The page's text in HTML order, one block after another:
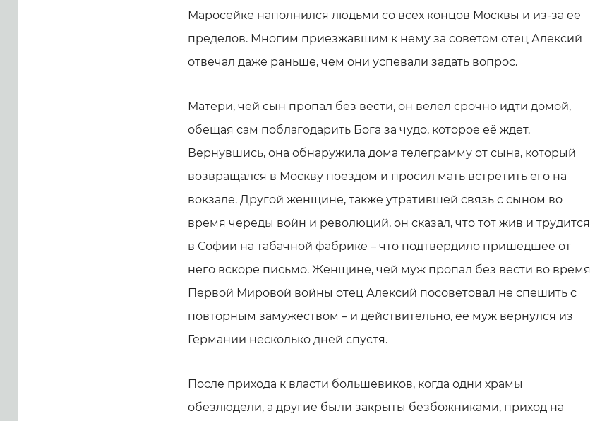
Маросейке наполнился людьми со всех концов Москвы и из-за ее
пределов. Многим приезжавшим к нему за советом отец Алексий
отвечал даже раньше, чем они успевали задать вопрос.
Матери, чей сын пропал без вести, он велел срочно идти домой,
обещая сам поблагодарить Бога за чудо, которое её ждет.
Вернувшись, она обнаружила дома телеграмму от сына, который
возвращался в Москву поездом и просил мать встретить его на
вокзале. Другой женщине, также утратившей связь с сыном во
время череды войн и революций, он сказал, что тот жив и трудится
в Софии на табачной фабрике – что подтвердило пришедшее от
него вскоре письмо. Женщине, чей муж пропал без вести во время
Первой Мировой войны отец Алексий посоветовал не спешить с
повторным замужеством – и действительно, ее муж вернулся из
Германии несколько дней спустя.
После прихода к власти большевиков, когда одни храмы
обезлюдели, а другие были закрыты безбожниками, приход на